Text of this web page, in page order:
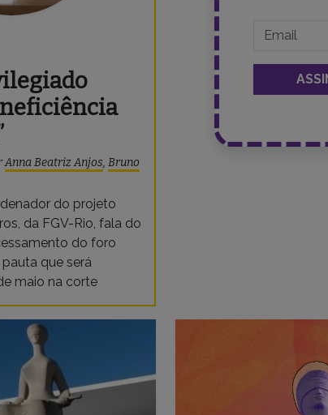
Anna Beatriz Anjos, Bruno
do projeto
da FGV-Rio, fala do
do foro
que será
maio na corte